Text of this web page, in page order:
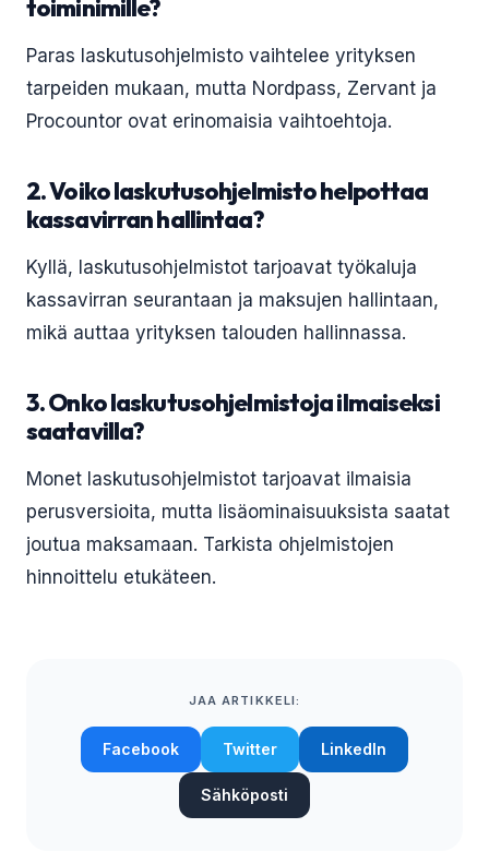
toiminimille?
Paras laskutusohjelmisto vaihtelee yrityksen
tarpeiden mukaan, mutta Nordpass, Zervant ja
Procountor ovat erinomaisia vaihtoehtoja.
2. Voiko laskutusohjelmisto helpottaa
kassavirran hallintaa?
Kyllä, laskutusohjelmistot tarjoavat työkaluja
kassavirran seurantaan ja maksujen hallintaan,
mikä auttaa yrityksen talouden hallinnassa.
3. Onko laskutusohjelmistoja ilmaiseksi
saatavilla?
Monet laskutusohjelmistot tarjoavat ilmaisia
perusversioita, mutta lisäominaisuuksista saatat
joutua maksamaan. Tarkista ohjelmistojen
hinnoittelu etukäteen.
JAA ARTIKKELI:
Facebook Twitter LinkedIn
Sähköposti